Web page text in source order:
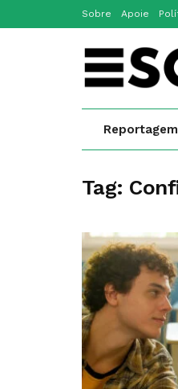
Sobre Apoie
Reportagem
Tag: